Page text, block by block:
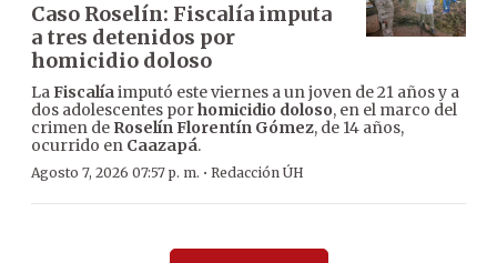
Caso Roselín: Fiscalía imputa
a tres detenidos por
homicidio doloso
LaFiscalíaimputó este viernes a un joven de 21 años y a
dos adolescentes porhomicidio doloso, en el marco del
crimen de Roselín Florentín Gómez, de 14 años,
ocurrido en Caazapá.
Agosto 7, 2026 07:57 p. m. · Redacción ÚH